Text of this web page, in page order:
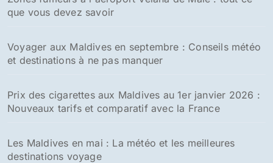
que vous devez savoir
Voyager aux Maldives en septembre : Conseils météo
et destinations à ne pas manquer
Prix des cigarettes aux Maldives au 1er janvier 2026 :
Nouveaux tarifs et comparatif avec la France
Les Maldives en mai : La météo et les meilleures
destinations voyage